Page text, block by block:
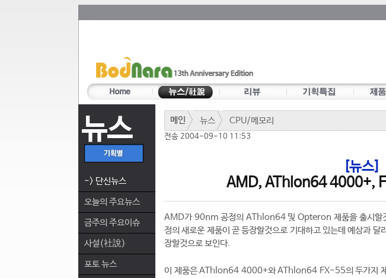
뉴스
-> 단신뉴스
오늘의 주요뉴스
금주의 주요이슈
사설(社說)
포토 뉴스
메인 뉴스 CPU/메모리
전송 2004-09-10 11:53
[뉴스]
AMD, AThlon64 4000+,
AMD가 90nm 공정의 AThlon64 및 Opteron 제품을 출시할
정의 새로운 제품이 곧 등장할것으로 기대하고 있는데 예상과
장할것으로 보인다.
이 제품은 AThlon64 4000+와 AThlon64 FX-55의 두가지 제